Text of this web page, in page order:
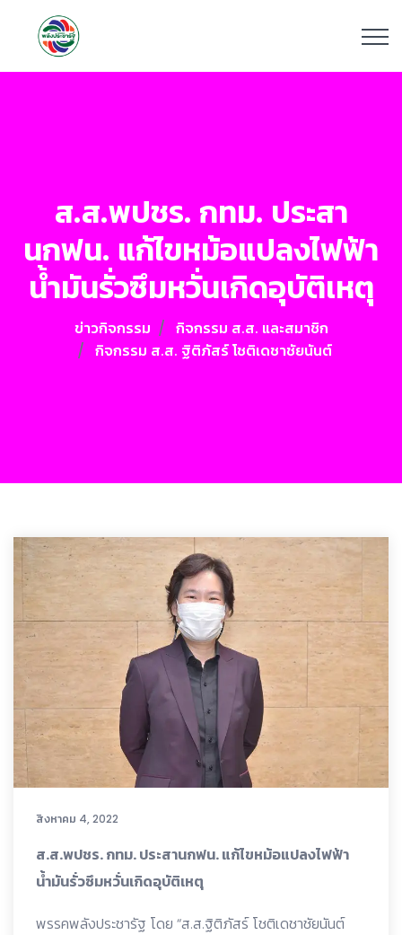
ส.ส.พปชร. กทม. ประสา
นกฟน. แก้ไขหม้อแปลงไฟฟ้า
น้ำมันรั่วซึมหวั่นเกิดอุบัติเหตุ
ข่าวกิจกรรม
กิจกรรม ส.ส. และสมาชิก
กิจกรรม ส.ส. ฐิติภัสร์ โชติเดชาชัยนันต์
สิงหาคม 4, 2022
ส.ส.พปชร. กทม. ประสานกฟน. แก้ไขหม้อแปลงไฟฟ้า
น้ำมันรั่วซึมหวั่นเกิดอุบัติเหตุ
พรรคพลังประชารัฐ โดย “ส.ส.ฐิติภัสร์ โชติเดชาชัยนันต์